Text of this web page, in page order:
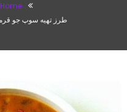
Home
طرز تهیه سوپ جو